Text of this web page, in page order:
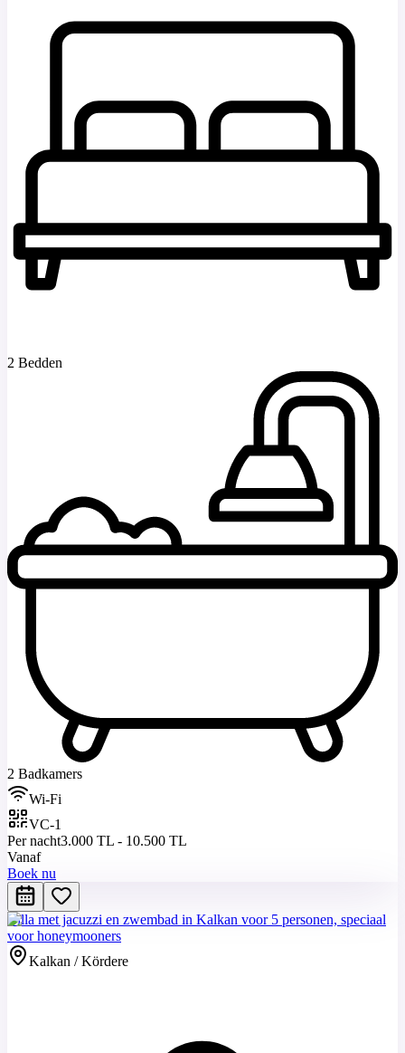
2 Bedden
2 Badkamers
Wi-Fi
VC-1
Per nacht3.000 TL - 10.500 TL
Vanaf
Boek nu
Villa met jacuzzi en zwembad in Kalkan voor 5 personen, speciaal
voor honeymooners
Kalkan / Kördere